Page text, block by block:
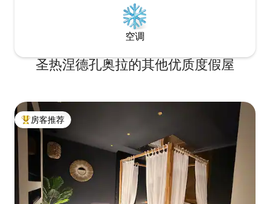
空调
圣热涅德孔奥拉的其他优质度假屋
热门「房客推荐」
房客推荐